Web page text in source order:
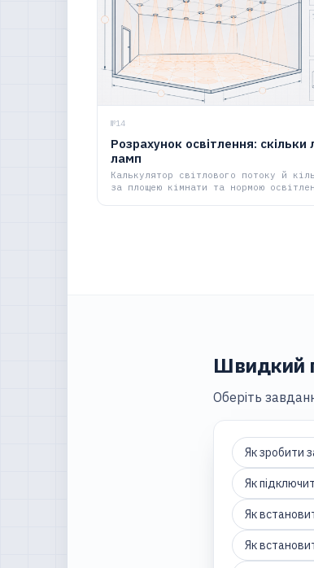
№14
Розрахунок освітлення: скільки
ламп
Калькулятор світлового потоку й
за площею кімнати та нормою
Швидкий
Оберіть
Як зробити
Як
Як
Як